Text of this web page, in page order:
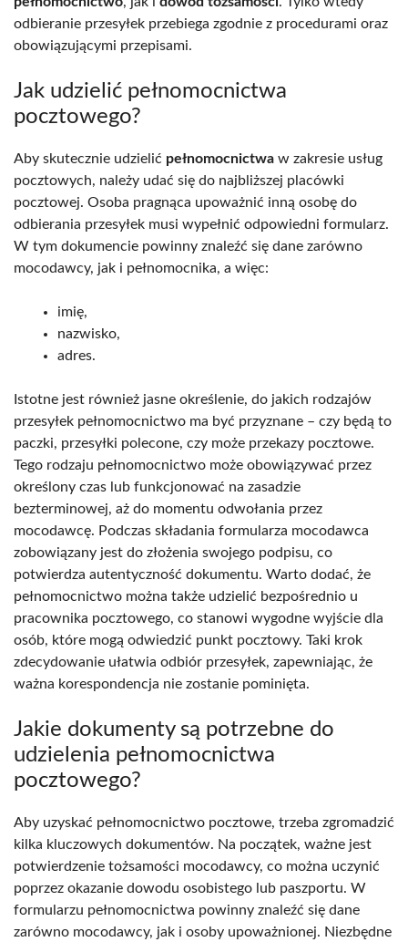
odbieranie przesyłek przebiega zgodnie z procedurami oraz
obowiązującymi przepisami.
Jak udzielić pełnomocnictwa
pocztowego?
Aby skutecznie udzielić pełnomocnictwa w zakresie usług
pocztowych, należy udać się do najbliższej placówki
pocztowej. Osoba pragnąca upoważnić inną osobę do
odbierania przesyłek musi wypełnić odpowiedni formularz.
W tym dokumencie powinny znaleźć się dane zarówno
mocodawcy, jak i pełnomocnika, a więc:
imię,
nazwisko,
adres.
Istotne jest również jasne określenie, do jakich rodzajów
przesyłek pełnomocnictwo ma być przyznane – czy będą to
paczki, przesyłki polecone, czy może przekazy pocztowe.
Tego rodzaju pełnomocnictwo może obowiązywać przez
określony czas lub funkcjonować na zasadzie
bezterminowej, aż do momentu odwołania przez
mocodawcę. Podczas składania formularza mocodawca
zobowiązany jest do złożenia swojego podpisu, co
potwierdza autentyczność dokumentu. Warto dodać, że
pełnomocnictwo można także udzielić bezpośrednio u
pracownika pocztowego, co stanowi wygodne wyjście dla
osób, które mogą odwiedzić punkt pocztowy. Taki krok
zdecydowanie ułatwia odbiór przesyłek, zapewniając, że
ważna korespondencja nie zostanie pominięta.
Jakie dokumenty są potrzebne do
udzielenia pełnomocnictwa
pocztowego?
Aby uzyskać pełnomocnictwo pocztowe, trzeba zgromadzić
kilka kluczowych dokumentów. Na początek, ważne jest
potwierdzenie tożsamości mocodawcy, co można uczynić
poprzez okazanie dowodu osobistego lub paszportu. W
formularzu pełnomocnictwa powinny znaleźć się dane
zarówno mocodawcy, jak i osoby upoważnionej. Niezbędne